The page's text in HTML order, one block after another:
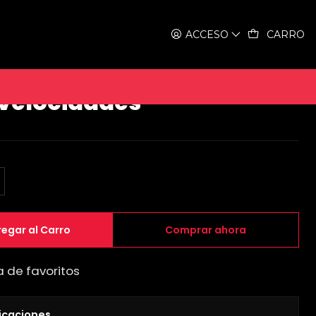
ACCESO CARRO
4130 Road Black
al Carro Comprar ahora
de favoritos